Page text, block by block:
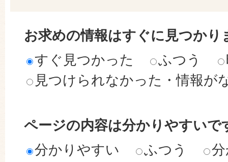
お求めの情報はすぐに見つかり
すぐ見つかった
ふつう
見つけられなかった・情報が
ページの内容は分かりやすいで
分かりやすい
ふつう